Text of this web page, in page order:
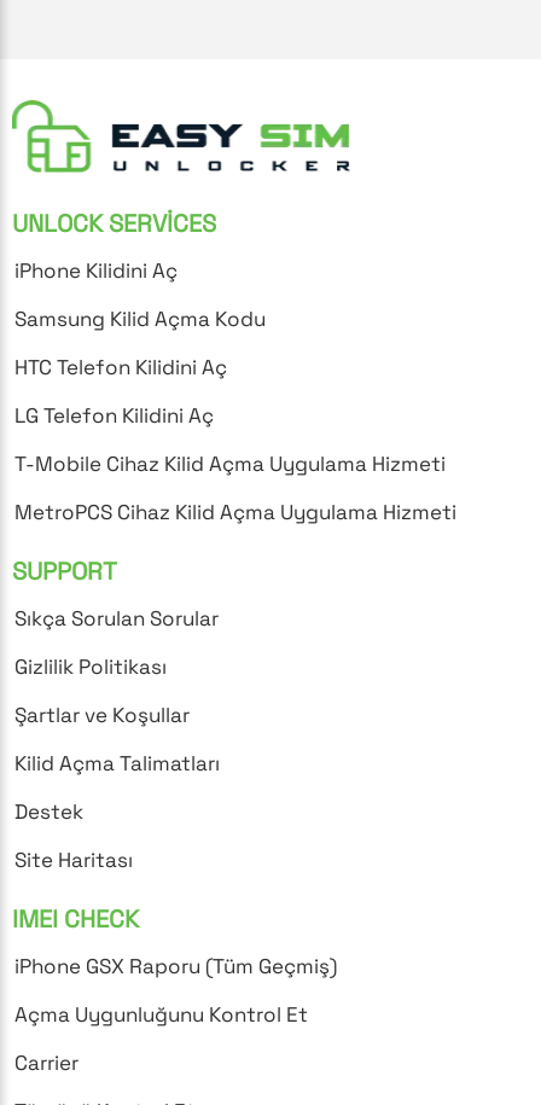
UNLOCK SERVICES
iPhone Kilidini Aç
Samsung Kilid Açma Kodu
HTC Telefon Kilidini Aç
LG Telefon Kilidini Aç
T-Mobile Cihaz Kilid Açma Uygulama Hizmeti
MetroPCS Cihaz Kilid Açma Uygulama Hizmeti
SUPPORT
Sıkça Sorulan Sorular
Gizlilik Politikası
Şartlar ve Koşullar
Kilid Açma Talimatları
Destek
Site Haritası
IMEI CHECK
iPhone GSX Raporu (Tüm Geçmiş)
Açma Uygunluğunu Kontrol Et
Carrier